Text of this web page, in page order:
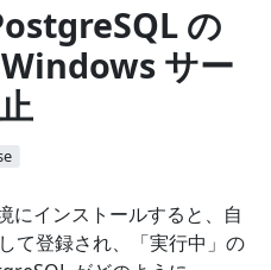
の
サー
にインストールすると、自
て登録され、「実行中」の